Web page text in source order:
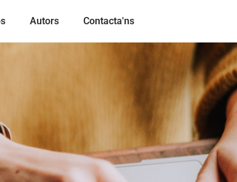
Autors Contacta'ns